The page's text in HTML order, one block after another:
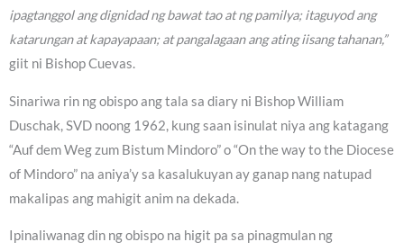
ipagtanggol ang dignidad ng bawat tao at ng pamilya; itaguyod ang
katarungan at kapayapaan; at pangalagaan ang ating iisang tahanan,”
giit ni Bishop Cuevas.
Sinariwa rin ng obispo ang tala sa diary ni Bishop William
Duschak, SVD noong 1962, kung saan isinulat niya ang katagang
“Auf dem Weg zum Bistum Mindoro” o “On the way to the Diocese
of Mindoro” na aniya’y sa kasalukuyan ay ganap nang natupad
makalipas ang mahigit anim na dekada.
Ipinaliwanag din ng obispo na higit pa sa pinagmulan ng